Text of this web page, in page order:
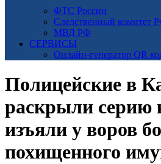
ФТС России
Следственный комитет
МВД РФ
СЕРВИСЫ
Онлайн-генератор QR
Полицейские в
раскрыли серию
изъяли у воров
похищенного